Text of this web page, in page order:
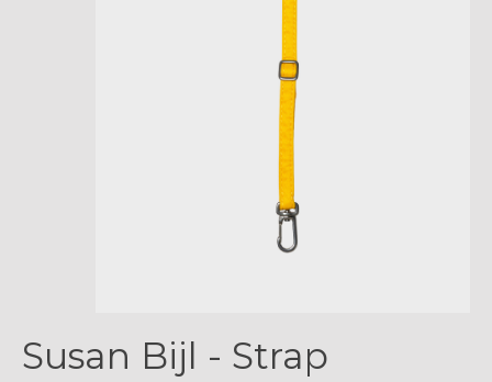
Susan Bijl - Strap